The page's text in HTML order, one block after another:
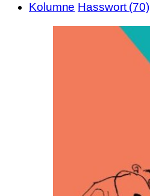
Kolumne Hasswort (70)